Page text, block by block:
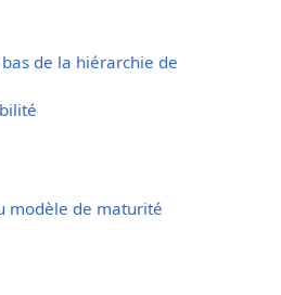
de la hiérarchie de
modèle de maturité